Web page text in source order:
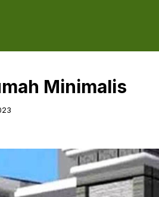
Minimalis